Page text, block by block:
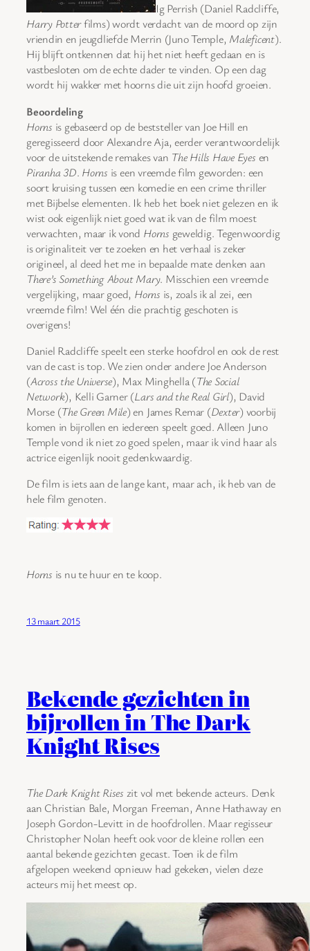
Ig Perrish (Daniel Radcliffe,
Harry Potterfilms) wordt verdacht van de moord op zijn
vriendin en jeugdliefde Merrin (Juno Temple, Maleficent).
Hij blijft ontkennen dat hij het niet heeft gedaan en is
vastbesloten om de echte dader te vinden. Op een dag
wordt hij wakker met hoorns die uit zijn hoofd groeien.
Beoordeling
Horns is gebaseerd op de beststeller van Joe Hill en
geregisseerd door Alexandre Aja, eerder verantwoordelijk
voor de uitstekende remakes van The Hills Have Eyes en
Piranha 3D. Horns is een vreemde film geworden: een
soort kruising tussen een komedie en een crime thriller
met Bijbelse elementen. Ik heb het boek niet gelezen en ik
wist ook eigenlijk niet goed wat ik van de film moest
verwachten, maar ik vond Horns geweldig. Tegenwoordig
is originaliteit ver te zoeken en het verhaal is zeker
origineel, al deed het me in bepaalde mate denken aan
There’s Something About Mary. Misschien een vreemde
vergelijking, maar goed, Horns is, zoals ik al zei, een
vreemde film! Wel één die prachtig geschoten is
overigens!
Daniel Radcliffe speelt een sterke hoofdrol en ook de rest
van de cast is top. We zien onder andere Joe Anderson
(Across the Universe), Max Minghella (The Social
Network), Kelli Garner (Lars and the Real Girl), David
Morse (The Green Mile) en James Remar (Dexter) voorbij
komen in bijrollen en iedereen speelt goed. Alleen Juno
Temple vond ik niet zo goed spelen, maar ik vind haar als
actrice eigenlijk nooit gedenkwaardig.
De film is iets aan de lange kant, maar ach, ik heb van de
hele film genoten.
Horns is nu te huur en te koop.
13 maart 2015
Bekende gezichten in
bijrollen in The Dark
Knight Rises
The Dark Knight Rises zit vol met bekende acteurs. Denk
aan Christian Bale, Morgan Freeman, Anne Hathaway en
Joseph Gordon-Levitt in de hoofdrollen. Maar regisseur
Christopher Nolan heeft ook voor de kleine rollen een
aantal bekende gezichten gecast. Toen ik de film
afgelopen weekend opnieuw had gekeken, vielen deze
acteurs mij het meest op.